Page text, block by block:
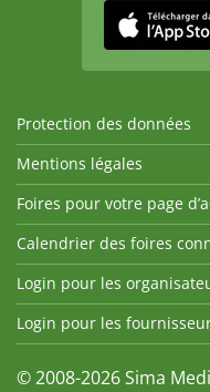
Protection des données
Mentions légales
Foires pour votre page
Calendrier des foires
Login pour les
Login pour les
© 2008-2026 Sima